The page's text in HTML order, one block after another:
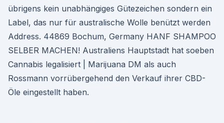
übrigens kein unabhängiges Gütezeichen sondern ein
Label, das nur für australische Wolle benützt werden
Address. 44869 Bochum, Germany HANF SHAMPOO
SELBER MACHEN! Australiens Hauptstadt hat soeben
Cannabis legalisiert | Marijuana DM als auch
Rossmann vorrübergehend den Verkauf ihrer CBD-
Öle eingestellt haben.